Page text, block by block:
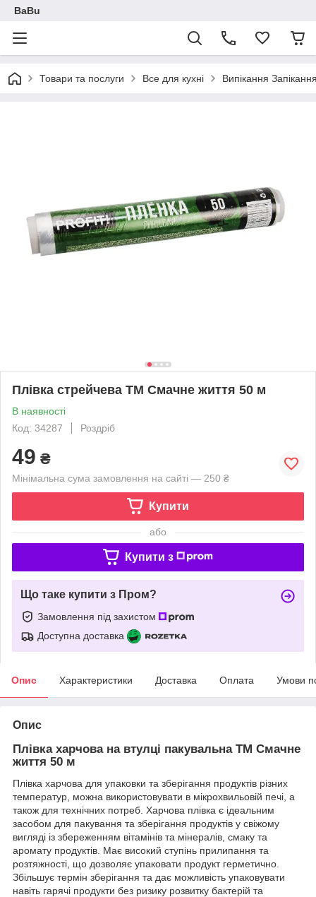
BaBu
Товари та послуги Все для кухні Випікання
Плівка стрейчева ТМ Смачне життя 50 м
В наявності
Код: 34287
Роздріб
49 ₴
Мінімальна сума замовлення на сайті — 250 ₴
Купити
або
Купити з
Що таке купити з Пром?
Замовлення під захистом
Доступна доставка
Опис Характеристики Доставка Оплата Умови
Опис
Плівка харчова на втулці пакувальна ТМ Смачне
життя 50 м
Плівка харчова для упаковки та зберігання продуктів різних
температур, можна використовувати в мікрохвильовій печі, а
також для технічних потреб. Харчова плівка є ідеальним
засобом для пакування та зберігання продуктів у свіжому
вигляді із збереженням вітамінів та мінералів, смаку та
аромату продуктів. Має високий ступінь прилипання та
розтяжності, що дозволяє упаковати продукт герметично.
Збільшує термін зберігання та дає можливість упаковувати
навіть гарячі продукти без ризику розвитку бактерій та